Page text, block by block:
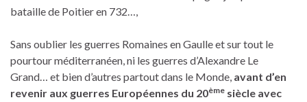
bataille de Poitier en 732…,
Sans oublier les guerres Romaines en Gaulle et sur tout le
pourtour méditerranéen, ni les guerres d’Alexandre Le
Grand… et bien d’autres partout dans le Monde, avant d’en
revenir aux guerres Européennes du 20ème siècle avec